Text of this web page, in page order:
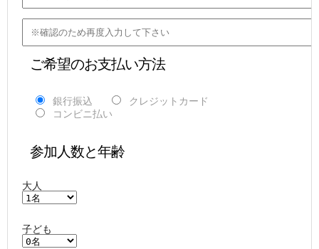
ご希望のお支払い方法
銀行振込
クレジットカード
コンビニ払い
参加人数と年齢
大人
子ども